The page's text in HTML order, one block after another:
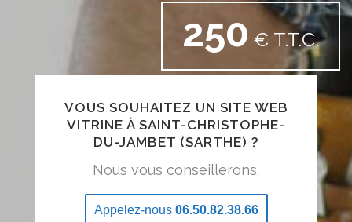
250 € T.T.C.
VOUS SOUHAITEZ UN SITE WEB
VITRINE À SAINT-CHRISTOPHE-
DU-JAMBET (SARTHE) ?
Nous vous conseillerons.
Appelez-nous 06.50.82.38.66